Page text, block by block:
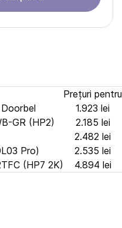
Prețuri pentru
1.923 lei
GR (HP2)
2.185 lei
2.482 lei
Pro)
2.535 lei
(HP7 2K)
4.894 lei